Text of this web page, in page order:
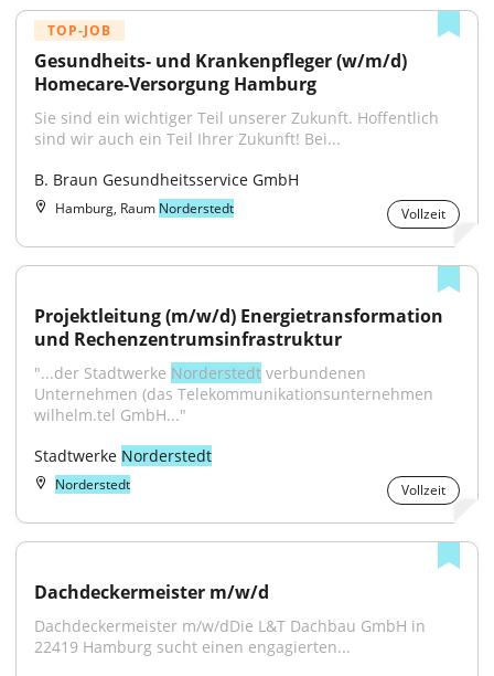
TOP-JOB
Gesundheits- und Krankenpfleger (w/m/d)
Homecare-Versorgung Hamburg
Sie sind ein wichtiger Teil unserer Zukunft. Hoffentlich
sind wir auch ein Teil Ihrer Zukunft! Bei...
B. Braun Gesundheitsservice GmbH
Hamburg, Raum Norderstedt Vollzeit
Projektleitung (m/w/d) Energietransformation
und Rechenzentrumsinfrastruktur
"...der Stadtwerke Norderstedt verbundenen
Unternehmen (das Telekommunikationsunternehmen
wilhelm.tel GmbH..."
Stadtwerke Norderstedt
Norderstedt Vollzeit
Dachdeckermeister m/w/d
Dachdeckermeister m/w/dDie L&T Dachbau GmbH in
22419 Hamburg sucht einen engagierten...